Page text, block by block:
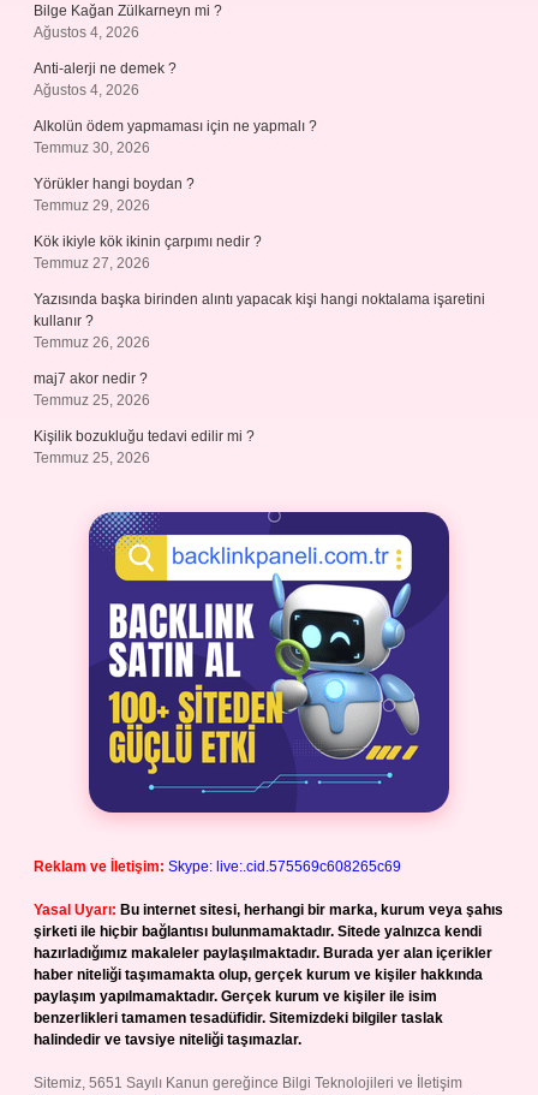
Bilge Kağan Zülkarneyn mi ?
Ağustos 4, 2026
Anti-alerji ne demek ?
Ağustos 4, 2026
Alkolün ödem yapmaması için ne yapmalı ?
Temmuz 30, 2026
Yörükler hangi boydan ?
Temmuz 29, 2026
Kök ikiyle kök ikinin çarpımı nedir ?
Temmuz 27, 2026
Yazısında başka birinden alıntı yapacak kişi hangi noktalama işaretini
kullanır ?
Temmuz 26, 2026
maj7 akor nedir ?
Temmuz 25, 2026
Kişilik bozukluğu tedavi edilir mi ?
Temmuz 25, 2026
Reklam ve İletişim: Skype: live:.cid.575569c608265c69
Yasal Uyarı: Bu internet sitesi, herhangi bir marka, kurum veya şahıs
şirketi ile hiçbir bağlantısı bulunmamaktadır. Sitede yalnızca kendi
hazırladığımız makaleler paylaşılmaktadır. Burada yer alan içerikler
haber niteliği taşımamakta olup, gerçek kurum ve kişiler hakkında
paylaşım yapılmamaktadır. Gerçek kurum ve kişiler ile isim
benzerlikleri tamamen tesadüfidir. Sitemizdeki bilgiler taslak
halindedir ve tavsiye niteliği taşımazlar.
Sitemiz, 5651 Sayılı Kanun gereğince Bilgi Teknolojileri ve İletişim